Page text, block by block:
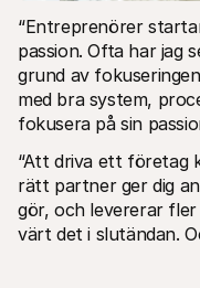
“Entreprenörer
passion. Ofta har jag
grund av
med bra system,
fokusera på sin
“Att driva ett företag
rätt partner ger dig
gör, och levererar
värt det i slutändan.